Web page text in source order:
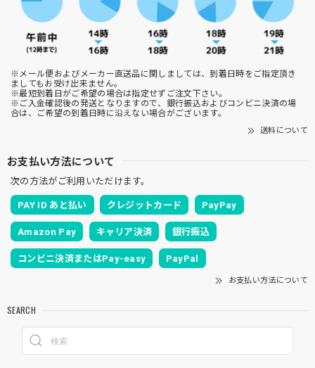
※メール便およびメーカー直送品に関しましては、到着日時をご指定頂き
ましてもお受け出来ません。
※最短到着日がご希望の場合は指定せずご注文下さい。
※ご入金確認後の発送となりますので、銀行振込およびコンビニ決済の場
合は、ご希望の到着日時に沿えない場合がございます。
送料について
お支払い方法について
次の方法がご利用いただけます。
PAY ID あと払い クレジットカード PayPay
Amazon Pay キャリア決済 銀行振込
コンビニ決済またはPay-easy PayPal
お支払い方法について
SEARCH